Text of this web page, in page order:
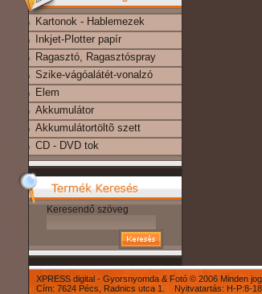
Kartonok - Hablemezek
Inkjet-Plotter papír
Ragasztó, Ragasztóspray
Szike-vágóalátét-vonalzó
Elem
Akkumulátor
Akkumulátortöltõ szett
CD - DVD tok
Keresendő szöveg
XPRESS digital - Gyorsnyomda & Fotó © 2006 Minden
Cím: 7624 Pécs, Radnics utca 1. Nyitvatartás: H-P:8-